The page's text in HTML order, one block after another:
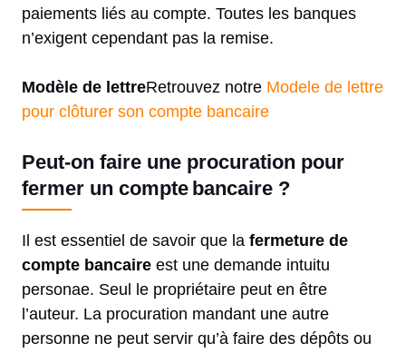
paiements liés au compte. Toutes les banques
n’exigent cependant pas la remise.
Modèle de lettreRetrouvez notre Modele de lettre
pour clôturer son compte bancaire
Peut-on faire une procuration pour
fermer un compte bancaire ?
Il est essentiel de savoir que la fermeture de
compte bancaire est une demande intuitu
personae. Seul le propriétaire peut en être
l’auteur. La procuration mandant une autre
personne ne peut servir qu’à faire des dépôts ou